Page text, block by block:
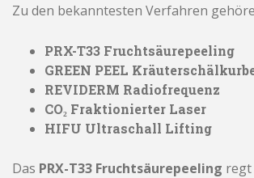
Zu den bekanntesten Verfahren
PRX-T33 Fruchtsäurepeeling
GREEN PEEL
REVIDERM Radiofrequenz
CO₂ Fraktionierter Laser
HIFU Ultraschall Lifting
Das PRX-T33 Fruchtsäurepeeling regt